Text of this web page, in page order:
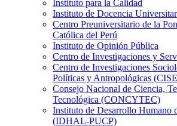
Instituto para la Calidad
Instituto de Docencia
Centro Preuniversitario de la
Católica del Perú
Instituto de Opinión Pública
Centro de Investigaciones y
Centro de Investigaciones
Políticas y Antropológicas
Consejo Nacional de Ciencia,
Tecnológica (CONCYTEC)
Instituto de Desarrollo Humano
(IDHAL-PUCP)